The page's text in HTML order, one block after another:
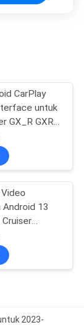
CarPlay
untuk
GX_R GXR
Modul
13
GXL
2021
Layar OEM
2023-